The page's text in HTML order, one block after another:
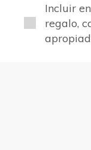
Incluir
regalo,